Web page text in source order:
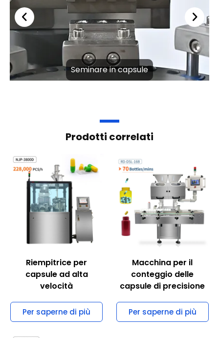
Seminare in capsule
Prodotti correlati
Riempitrice per
capsule ad alta
velocità
Per saperne di più
Macchina per il
conteggio delle
capsule di precisione
Per saperne di più